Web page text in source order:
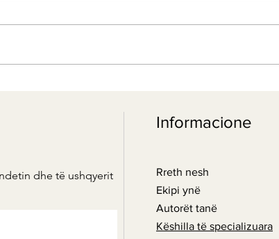
dhe të ushqyerit
Informacione
Rreth nesh
Ekipi ynë
Autorët tanë
Këshilla të specializuara